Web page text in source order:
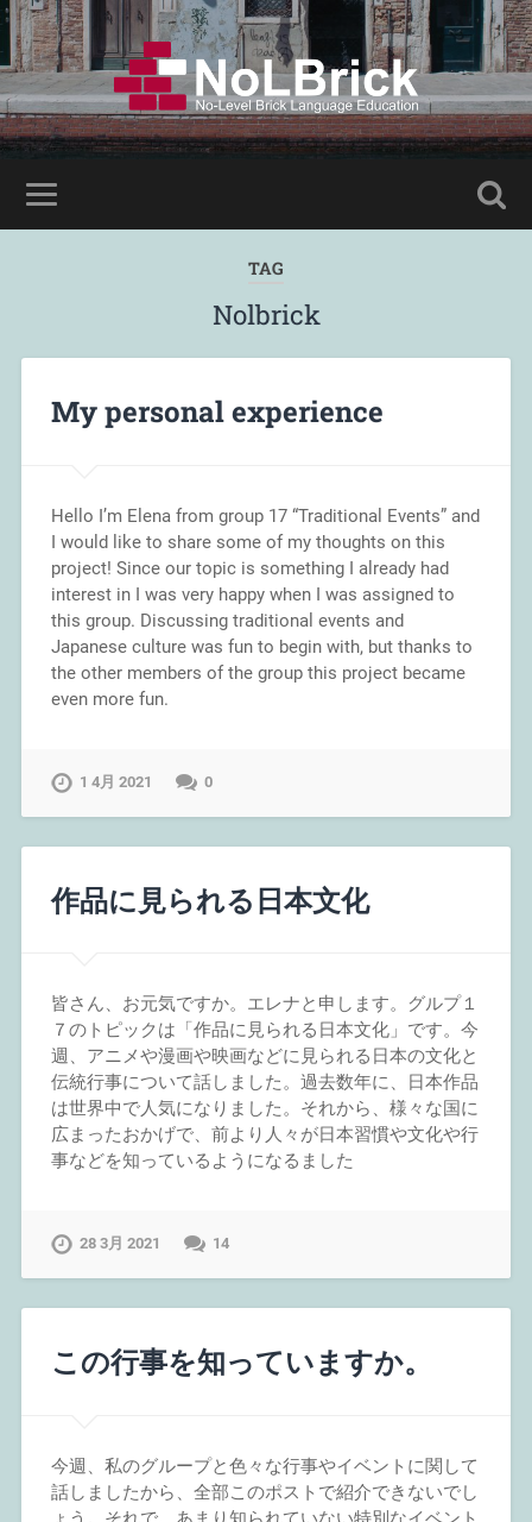
TAG
Nolbrick
My personal experience
Hello I’m Elena from group 17 “Traditional Events” and
I would like to share some of my thoughts on this
project! Since our topic is something I already had
interest in I was very happy when I was assigned to
this group. Discussing traditional events and
Japanese culture was fun to begin with, but thanks to
the other members of the group this project became
even more fun.
1 4月 2021 0
作品に見られる日本文化
皆さん、お元気ですか。エレナと申します。グルプ１
７のトピックは「作品に見られる日本文化」です。今
週、アニメや漫画や映画などに見られる日本の文化と
伝統行事について話しました。過去数年に、日本作品
は世界中で人気になりました。それから、様々な国に
広まったおかげで、前より人々が日本習慣や文化や行
事などを知っているようになるました
28 3月 2021 14
この行事を知っていますか。
今週、私のグループと色々な行事やイベントに関して
話しましたから、全部このポストで紹介できないでし